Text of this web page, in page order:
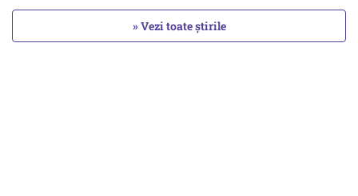
» Vezi toate știrile